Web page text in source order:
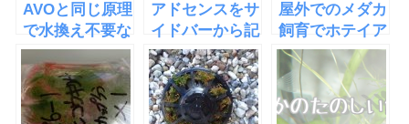
AVOと同じ原理
で水換え不要な
水槽
「EcoQube
C」
アドセンスをサ
イドバーから記
事中に移したら
収益が倍になっ
た
屋外でのメダカ
飼育でホテイア
オイを使う３つ
の理由